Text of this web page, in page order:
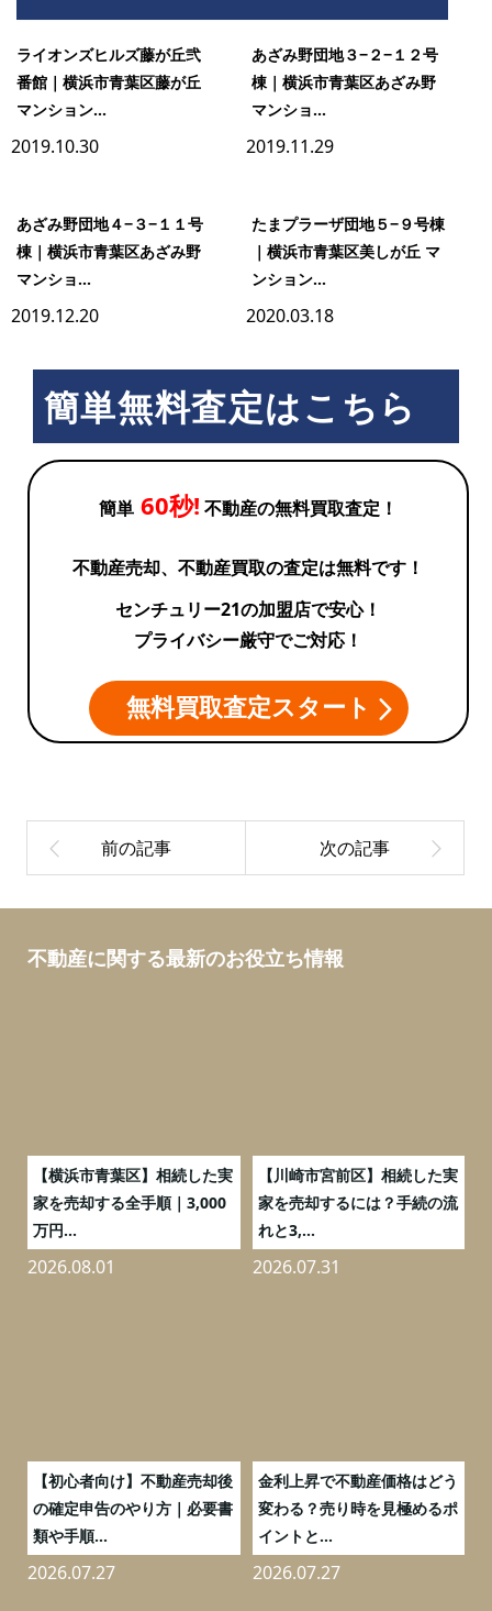
イ
ユ
市
ヶ
尾
ライオンズヒルズ藤が丘弐
番館｜横浜市青葉区藤が丘
マンション...
2019.10.30
あざみ野団地３−２−１２号
棟｜横浜市青葉区あざみ野
マンショ...
2019.11.29
あざみ野団地４−３−１１号
棟｜横浜市青葉区あざみ野
マンショ...
2019.12.20
たまプラーザ団地５−９号棟
｜横浜市青葉区美しが丘 マ
ンション...
2020.03.18
簡単無料査定はこちら
簡単 60秒! 不動産の無料買取査定！
不動産売却、不動産買取の査定は無料です！
センチュリー21の加盟店で安心！
プライバシー厳守でご対応！
無料買取査定スタート
不動産に関する最新のお役立ち情報
【横浜市青葉区】相続した実
家を売却する全手順｜3,000
万円...
2026.08.01
【川崎市宮前区】相続した実
家を売却するには？手続の流
れと3,...
2026.07.31
【初心者向け】不動産売却後
の確定申告のやり方｜必要書
類や手順...
2026.07.27
金利上昇で不動産価格はどう
変わる？売り時を見極めるポ
イントと...
2026.07.27